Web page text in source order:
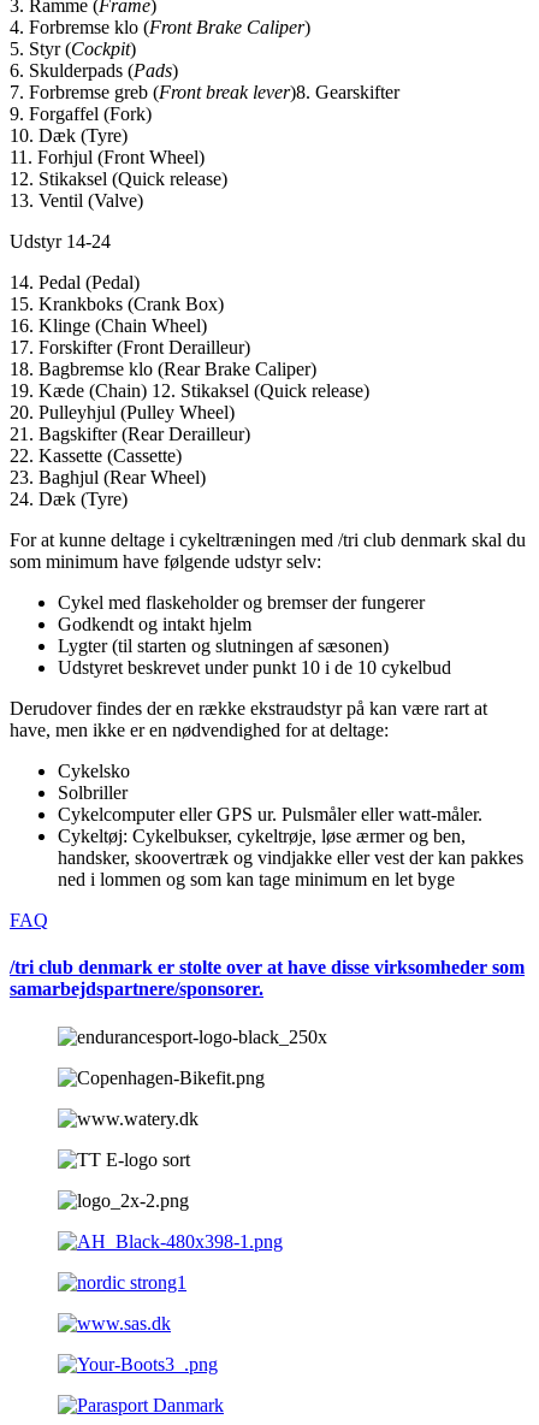
3. Ramme (Frame)
4. Forbremse klo (Front Brake Caliper)
5. Styr (Cockpit)
6. Skulderpads (Pads)
7. Forbremse greb (Front break lever)8. Gearskifter
9. Forgaffel (Fork)
10. Dæk (Tyre)
11. Forhjul (Front Wheel)
12. Stikaksel (Quick release)
13. Ventil (Valve)
Udstyr 14-24
14. Pedal (Pedal)
15. Krankboks (Crank Box)
16. Klinge (Chain Wheel)
17. Forskifter (Front Derailleur)
18. Bagbremse klo (Rear Brake Caliper)
19. Kæde (Chain) 12. Stikaksel (Quick release)
20. Pulleyhjul (Pulley Wheel)
21. Bagskifter (Rear Derailleur)
22. Kassette (Cassette)
23. Baghjul (Rear Wheel)
24. Dæk (Tyre)
For at kunne deltage i cykeltræningen med /tri club denmark skal du
som minimum have følgende udstyr selv:
Cykel med flaskeholder og bremser der fungerer
Godkendt og intakt hjelm
Lygter (til starten og slutningen af sæsonen)
Udstyret beskrevet under punkt 10 i de 10 cykelbud
Derudover findes der en række ekstraudstyr på kan være rart at
have, men ikke er en nødvendighed for at deltage:
Cykelsko
Solbriller
Cykelcomputer eller GPS ur. Pulsmåler eller watt-måler.
Cykeltøj: Cykelbukser, cykeltrøje, løse ærmer og ben,
handsker, skoovertræk og vindjakke eller vest der kan pakkes
ned i lommen og som kan tage minimum en let byge
FAQ
/tri club denmark er stolte over at have disse virksomheder som
samarbejdspartnere/sponsorer.